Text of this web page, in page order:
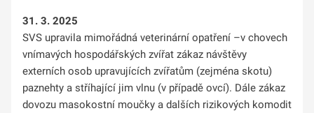
31. 3. 2025
SVS upravila mimořádná veterinární opatření –v chovech
vnímavých hospodářských zvířat zákaz návštěvy
externích osob upravujících zvířatům (zejména skotu)
paznehty a stříhající jim vlnu (v případě ovcí). Dále zákaz
dovozu masokostní moučky a dalších rizikových komodit